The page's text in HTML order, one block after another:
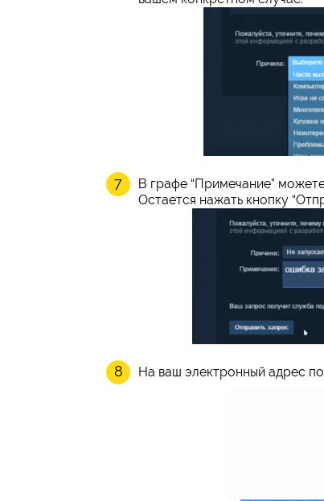
В графе “Примечание”
Остается нажать кнопку
На ваш электронный адрес